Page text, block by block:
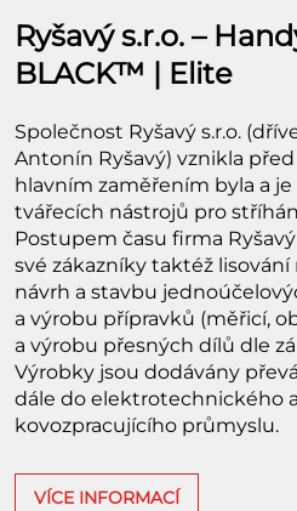
Ryšavý s.r.o. –
BLACK™ | Elite
Společnost Ryšavý s.r.o.
Antonín Ryšavý) vznikla
hlavním zaměřením byla a je
tvářecích nástrojů pro
Postupem času firma
své zákazníky taktéž
návrh a stavbu
a výrobu přípravků (měřicí,
a výrobu přesných dílů dle
Výrobky jsou dodávány
dále do elektrotechnického
kovozpracujícího průmyslu.
VÍCE INFORMACÍ